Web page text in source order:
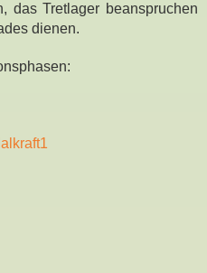
das Tretlager beanspruchen
dienen.